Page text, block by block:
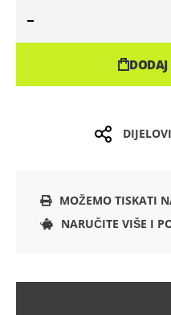
DIJELOVI
MOŽEMO TISKATI
NARUČITE VIŠE I